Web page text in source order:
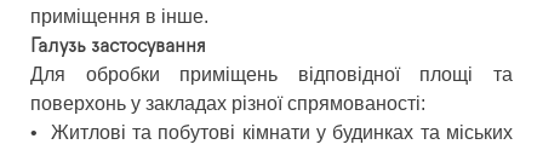
приміщення в інше.
Галузь застосування
Для обробки приміщень відповідної площі та
поверхонь у закладах різної спрямованості:
•
Житлові та побутові кімнати у будинках та міських